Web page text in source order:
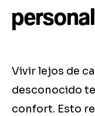
Vivir lejos de
desconocido
confort. Esto